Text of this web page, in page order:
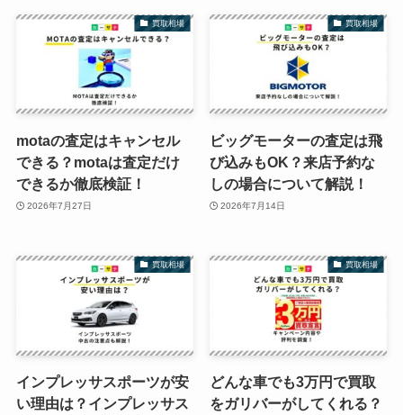
買取相場
motaの査定はキャンセル
できる？motaは査定だけ
できるか徹底検証！
2026年7月27日
買取相場
ビッグモーターの査定は飛
び込みもOK？来店予約な
しの場合について解説！
2026年7月14日
買取相場
インプレッサスポーツが安
い理由は？インプレッサス
買取相場
どんな車でも3万円で買取
をガリバーがしてくれる？